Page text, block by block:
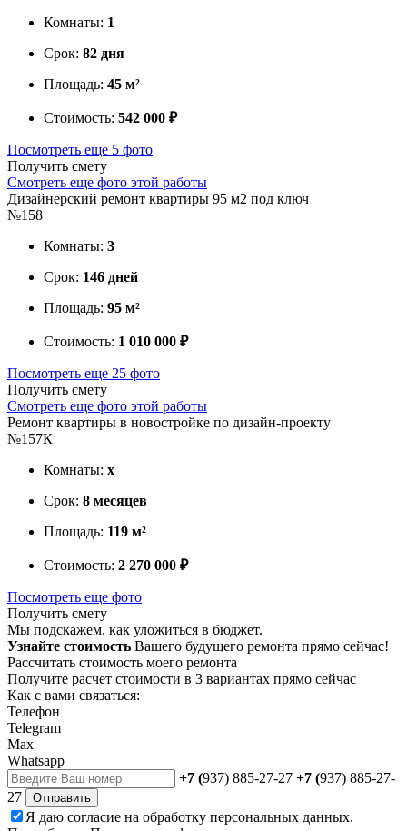
Комнаты: 1
Срок: 82 дня
Площадь: 45 м²
Стоимость: 542 000 ₽
Посмотреть еще 5 фото
Получить смету
Смотреть еще фото этой работы
Дизайнерский ремонт квартиры 95 м2 под ключ
№158
Комнаты: 3
Срок: 146 дней
Площадь: 95 м²
Стоимость: 1 010 000 ₽
Посмотреть еще 25 фото
Получить смету
Смотреть еще фото этой работы
Ремонт квартиры в новостройке по дизайн-проекту
№157К
Комнаты: х
Срок: 8 месяцев
Площадь: 119 м²
Стоимость: 2 270 000 ₽
Посмотреть еще фото
Получить смету
Мы подскажем, как уложиться в бюджет.
Узнайте стоимость Вашего будущего ремонта прямо сейчас!
Рассчитать стоимость моего ремонта
Получите расчет стоимости в 3 вариантах прямо сейчас
Как с вами связаться:
Телефон
Telegram
Max
Whatsapp
+7 (937) 885-27-27 +7 (937) 885-27-
27
Отправить
Я даю согласие на обработку персональных данных.